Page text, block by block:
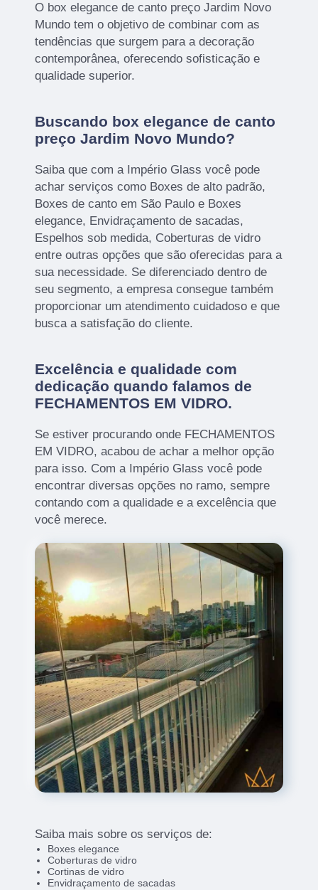
O box elegance de canto preço Jardim Novo
Mundo tem o objetivo de combinar com as
tendências que surgem para a decoração
contemporânea, oferecendo sofisticação e
qualidade superior.
Buscando box elegance de canto
preço Jardim Novo Mundo?
Saiba que com a Império Glass você pode
achar serviços como Boxes de alto padrão,
Boxes de canto em São Paulo e Boxes
elegance, Envidraçamento de sacadas,
Espelhos sob medida, Coberturas de vidro
entre outras opções que são oferecidas para a
sua necessidade. Se diferenciado dentro de
seu segmento, a empresa consegue também
proporcionar um atendimento cuidadoso e que
busca a satisfação do cliente.
Excelência e qualidade com
dedicação quando falamos de
FECHAMENTOS EM VIDRO.
Se estiver procurando onde FECHAMENTOS
EM VIDRO, acabou de achar a melhor opção
para isso. Com a Império Glass você pode
encontrar diversas opções no ramo, sempre
contando com a qualidade e a excelência que
você merece.
Saiba mais sobre os serviços de:
Boxes elegance
Coberturas de vidro
Cortinas de vidro
Envidraçamento de sacadas